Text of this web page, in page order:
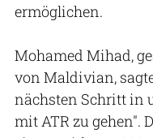
ermöglichen.
Mohamed Mihad,
von Maldivian,
nächsten Schritt in
mit ATR zu gehen".